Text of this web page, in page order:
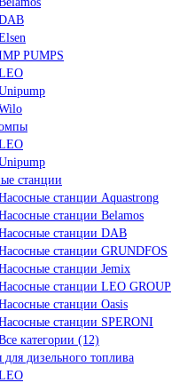
PUMPS
станции
станции Aquastrong
станции Belamos
станции DAB
станции GRUNDFOS
станции Jemix
станции LEO GROUP
станции Oasis
станции SPERONI
категории (12)
для дизельного топлива